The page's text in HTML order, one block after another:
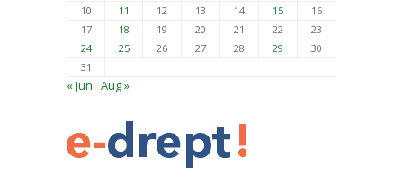
10
11 12 13 14 15
16
17
18 19 20 21 22
23
24
25 26 27 28 29
30
31
« Jun Aug »